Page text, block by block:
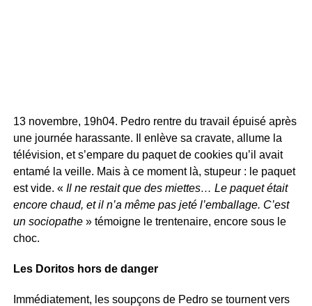
13 novembre, 19h04. Pedro rentre du travail épuisé après
une journée harassante. Il enlève sa cravate, allume la
télévision, et s’empare du paquet de cookies qu’il avait
entamé la veille. Mais à ce moment là, stupeur : le paquet
est vide. «Il ne restait que des miettes… Le paquet était
encore chaud, et il n’a même pas jeté l’emballage. C’est
un sociopathe» témoigne le trentenaire, encore sous le
choc.
Les Doritos hors de danger
Immédiatement, les soupçons de Pedro se tournent vers